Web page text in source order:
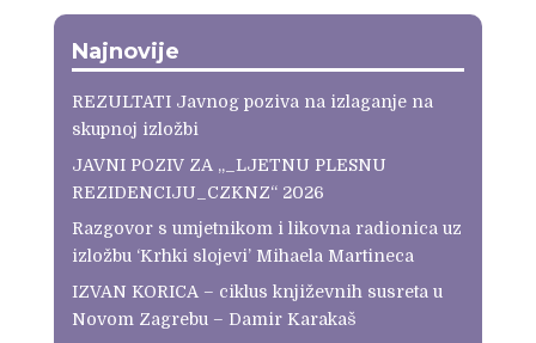
Najnovije
REZULTATI Javnog poziva na izlaganje na
skupnoj izložbi
JAVNI POZIV ZA „_LJETNU PLESNU
REZIDENCIJU_CZKNZ“ 2026
Razgovor s umjetnikom i likovna radionica uz
izložbu ‘Krhki slojevi’ Mihaela Martineca
IZVAN KORICA – ciklus književnih susreta u
Novom Zagrebu – Damir Karakaš